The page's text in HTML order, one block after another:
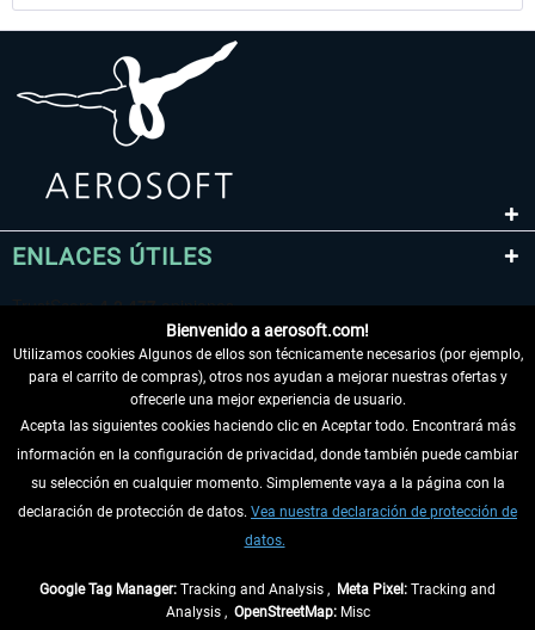
ENLACES ÚTILES
DESISTIR DEL CONTRATO
INFORMACIÓN
Bienvenido a aerosoft.com!
Utilizamos cookies Algunos de ellos son técnicamente necesarios (por ejemplo,
para el carrito de compras), otros nos ayudan a mejorar nuestras ofertas y
ofrecerle una mejor experiencia de usuario.
Acepta las siguientes cookies haciendo clic en Aceptar todo. Encontrará más
información en la configuración de privacidad, donde también puede cambiar
su selección en cualquier momento. Simplemente vaya a la página con la
declaración de protección de datos. Vea nuestra declaración de protección de
datos.
Google Tag Manager: Tracking and Analysis , Meta Pixel: Tracking and
Analysis , OpenStreetMap:Misc